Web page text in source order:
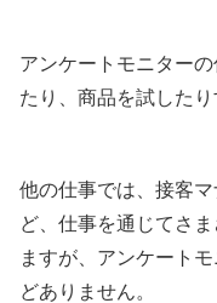
アンケートモニター
たり、商品を試したり
他の仕事では、接客
ど、仕事を通じてさ
ますが、アンケート
どありません。